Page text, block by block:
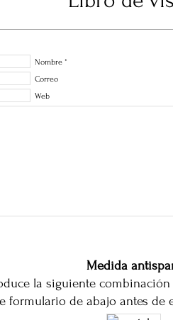
Nombre *
Correo
Web
Medida
la siguiente
formulario de abajo antes de